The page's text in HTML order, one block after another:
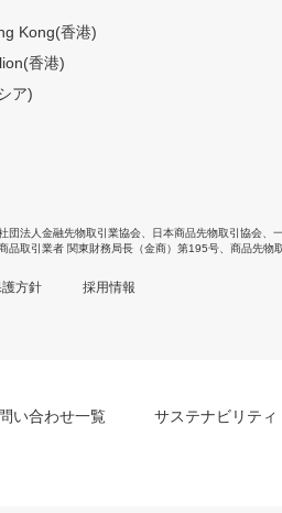
Kong(香港)
香港)
ア)
団法人金融先物取引業協会 日本商品先物取引協会
品取引業者 関東財務局長（金商）第195号、商品先物
方針 採用情報
い合わせ一覧 サステナビリティ